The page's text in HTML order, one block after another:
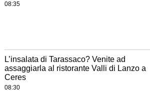
08:35
L’insalata di Tarassaco? Venite ad
assaggiarla al ristorante Valli di Lanzo a
Ceres
08:30